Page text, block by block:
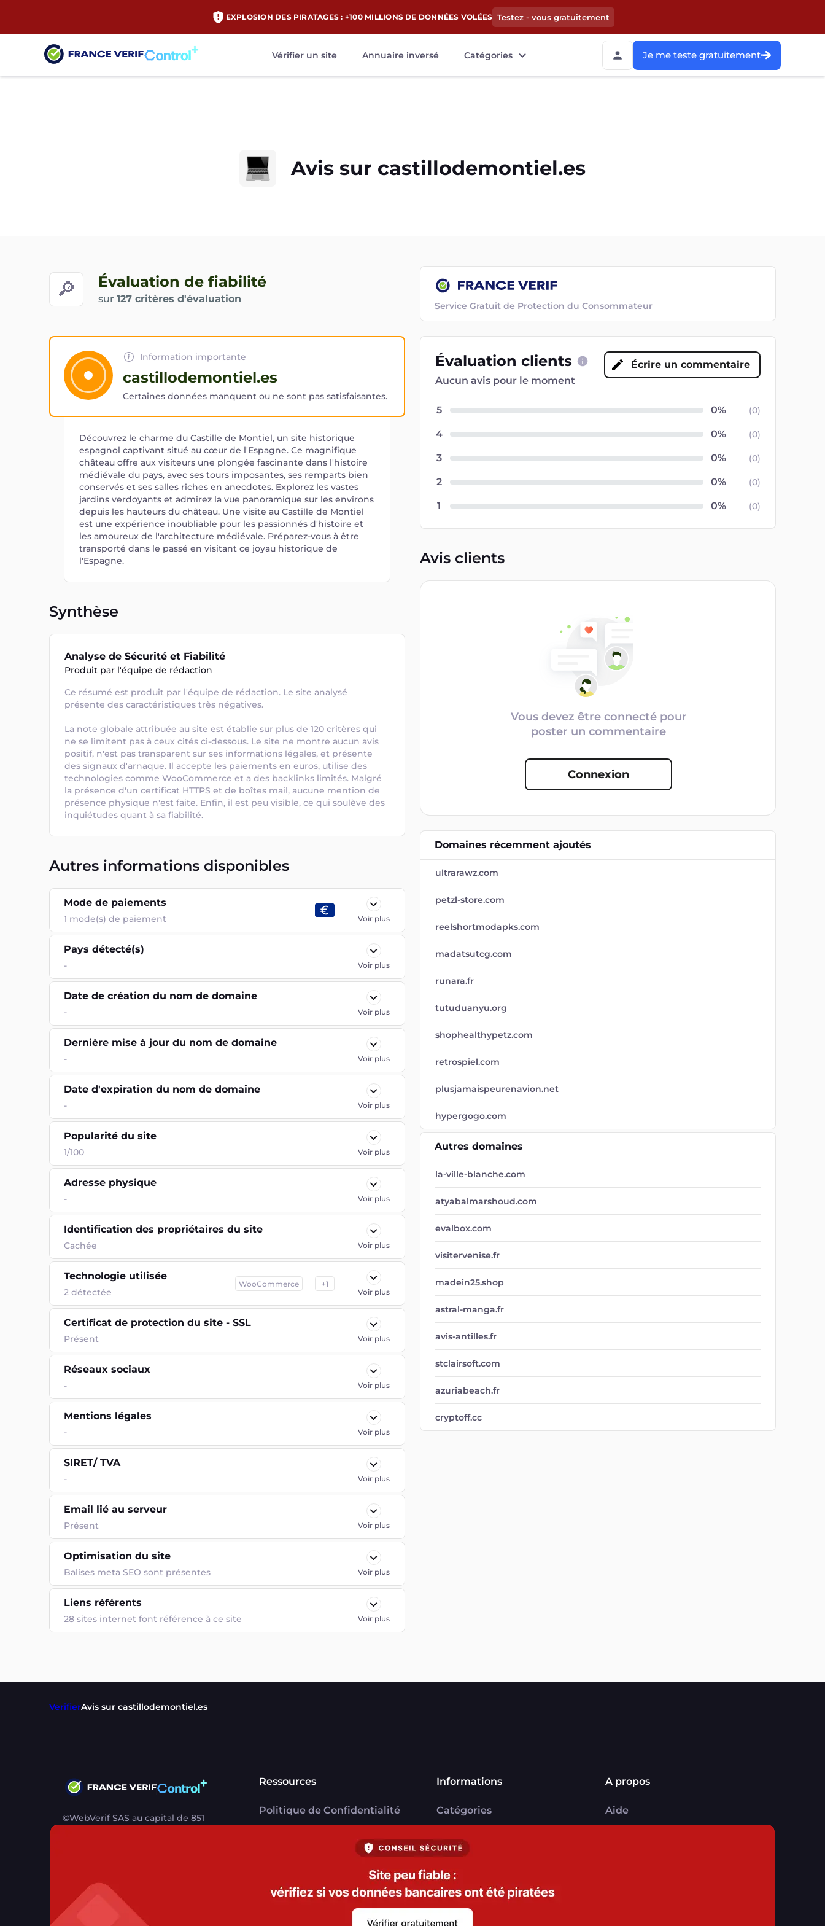
EXPLOSION DES PIRATAGES : +100 MILLIONS DE DONNÉES VOLÉES Testez - vous gratuitement
Vérifier un site Annuaire inversé Catégories Je me teste gratuitement
Avis sur castillodemontiel.es
🔎 Évaluation de fiabilité
sur 127 critères d'évaluation
Service Gratuit de Protection du Consommateur
Information importante
castillodemontiel.es
Certaines données manquent ou ne sont pas satisfaisantes.
Découvrez le charme du Castille de Montiel, un site historique
espagnol captivant situé au cœur de l'Espagne. Ce magnifique
château offre aux visiteurs une plongée fascinante dans l'histoire
médiévale du pays, avec ses tours imposantes, ses remparts bien
conservés et ses salles riches en anecdotes. Explorez les vastes
jardins verdoyants et admirez la vue panoramique sur les environs
depuis les hauteurs du château. Une visite au Castille de Montiel
est une expérience inoubliable pour les passionnés d'histoire et
les amoureux de l'architecture médiévale. Préparez-vous à être
transporté dans le passé en visitant ce joyau historique de
l'Espagne.
Synthèse
Analyse de Sécurité et Fiabilité
Produit par l'équipe de rédaction
Ce résumé est produit par l'équipe de rédaction. Le site analysé
présente des caractéristiques très négatives.
La note globale attribuée au site est établie sur plus de 120 critères qui
ne se limitent pas à ceux cités ci-dessous. Le site ne montre aucun avis
positif, n'est pas transparent sur ses informations légales, et présente
des signaux d'arnaque. Il accepte les paiements en euros, utilise des
technologies comme WooCommerce et a des backlinks limités. Malgré
la présence d'un certificat HTTPS et de boîtes mail, aucune mention de
présence physique n'est faite. Enfin, il est peu visible, ce qui soulève des
inquiétudes quant à sa fiabilité.
Autres informations disponibles
Mode de paiements
1 mode(s) de paiement Voir plus
Pays détecté(s)
- Voir plus
Date de création du nom de domaine
- Voir plus
Dernière mise à jour du nom de domaine
- Voir plus
Date d'expiration du nom de domaine
- Voir plus
Popularité du site
1/100 Voir plus
Adresse physique
- Voir plus
Identification des propriétaires du site
Cachée Voir plus
Technologie utilisée
2 détectée
WooCommerce +1
Voir plus
Certificat de protection du site - SSL
Présent Voir plus
Réseaux sociaux
- Voir plus
Mentions légales
- Voir plus
SIRET/ TVA
- Voir plus
Email lié au serveur
Présent Voir plus
Optimisation du site
Balises meta SEO sont présentes Voir plus
Liens référents
28 sites internet font référence à ce site Voir plus
Évaluation clients
Aucun avis pour le moment
Écrire un commentaire
5 (0)
4 (0)
3 (0)
2 (0)
1 (0)
Avis clients
Vous devez être connecté pour
poster un commentaire
Connexion
Domaines récemment ajoutés
ultrarawz.com
petzl-store.com
reelshortmodapks.com
madatsutcg.com
runara.fr
tutuduanyu.org
shophealthypetz.com
retrospiel.com
plusjamaispeurenavion.net
hypergogo.com
Autres domaines
la-ville-blanche.com
atyabalmarshoud.com
evalbox.com
visitervenise.fr
madein25.shop
astral-manga.fr
avis-antilles.fr
stclairsoft.com
azuriabeach.fr
cryptoff.cc
VerifierAvis sur castillodemontiel.es
©WebVerif SAS au capital de 851
Ressources
Politique de Confidentialité
CGU FranceVerif+
Informations
Catégories
Signaler une arnaque
Blog
A propos
Aide